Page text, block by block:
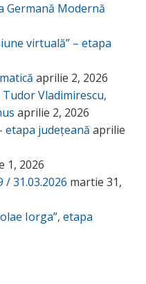
Germană Modernă
virtuală” – etapa
aprilie 2, 2026
Vladimirescu,
aprilie 2, 2026
etapa județeană aprilie
1, 2026
31.03.2026 martie 31,
Iorga”, etapa